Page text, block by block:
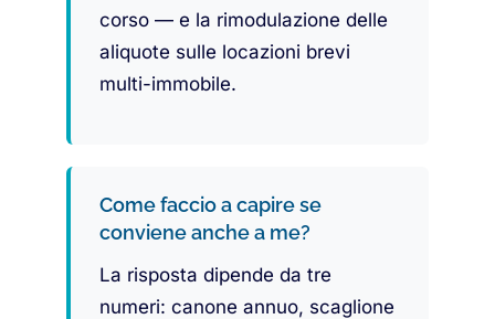
corso — e la rimodulazione delle
aliquote sulle locazioni brevi
multi-immobile.
Come faccio a capire se
conviene anche a me?
La risposta dipende da tre
numeri: canone annuo, scaglione